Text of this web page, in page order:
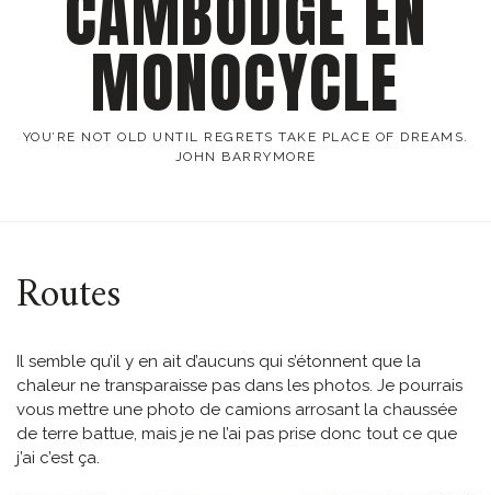
MONOCYCLE
YOU’RE NOT OLD UNTIL REGRETS TAKE PLACE OF DREAMS.
JOHN BARRYMORE
Routes
Il semble qu’il y en ait d’aucuns qui s’étonnent que la
chaleur ne transparaisse pas dans les photos. Je pourrais
vous mettre une photo de camions arrosant la chaussée
de terre battue, mais je ne l’ai pas prise donc tout ce que
j’ai c’est ça.